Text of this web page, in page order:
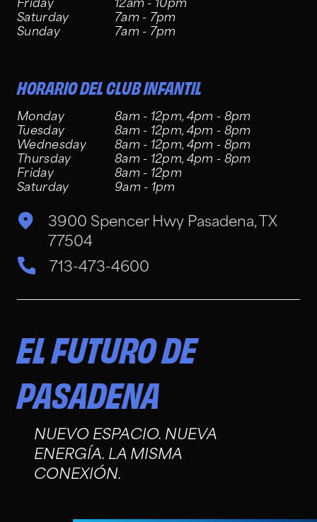
3900 Spencer Hwy Pasadena, TX
77504
713-473-4600
Friday
Saturday
Sunday
12am - 10pm
7am - 7pm
7am - 7pm
HORARIO DEL CLUB INFANTIL
Monday
Tuesday
Wednesday
Thursday
Friday
Saturday
8am - 12pm, 4pm - 8pm
8am - 12pm, 4pm - 8pm
8am - 12pm, 4pm - 8pm
8am - 12pm, 4pm - 8pm
8am - 12pm
9am - 1pm
EL FUTURO DE
PASADENA
NUEVO ESPACIO. NUEVA
ENERGÍA. LA MISMA
CONEXIÓN.